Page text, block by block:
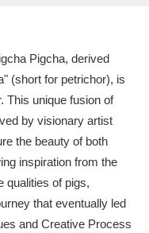
Pigcha, derived
(short for petrichor), is
This unique fusion of
by visionary artist
the beauty of both
inspiration from the
qualities of pigs,
that eventually led
and Creative Process